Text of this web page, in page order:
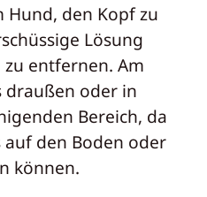
Hund, den Kopf zu
Lösung
entfernen. Am
draußen oder in
Bereich, da
auf den Boden oder
können.